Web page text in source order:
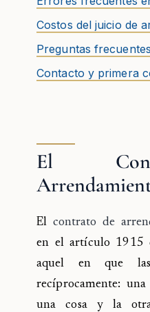
Costos del juicio de
Preguntas frecuentes
Contacto y primera
El
El contrato de
en el artículo 1915
aquel en que
recíprocamente:
una cosa y la